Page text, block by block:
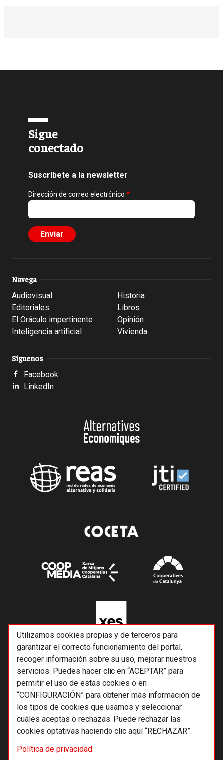
Utilizamos cookies propias y de terceros para
garantizar el correcto funcionamiento del portal,
recoger información sobre su uso, mejorar nuestros
servicios. Puedes hacer clic en “ACEPTAR” para
permitir el uso de estas cookies o en
“CONFIGURACIÓN” para obtener más información de
los tipos de cookies que usamos y seleccionar
cuáles aceptas o rechazas. Puede rechazar las
cookies optativas haciendo clic aquí “RECHAZAR”.
Política de privacidad
Sigue
conectado
Suscríbete a la newsletter
Dirección de correo electrónico
Navega
Audiovisual
Editoriales
El Oráculo impertinente
Inteligencia artificial
Historia
Libros
Opinión
Vivienda
Síguenos
Facebook
LinkedIn
© 2026 Alternativas económicas SCCL
Footer
Términos y condiciones de uso